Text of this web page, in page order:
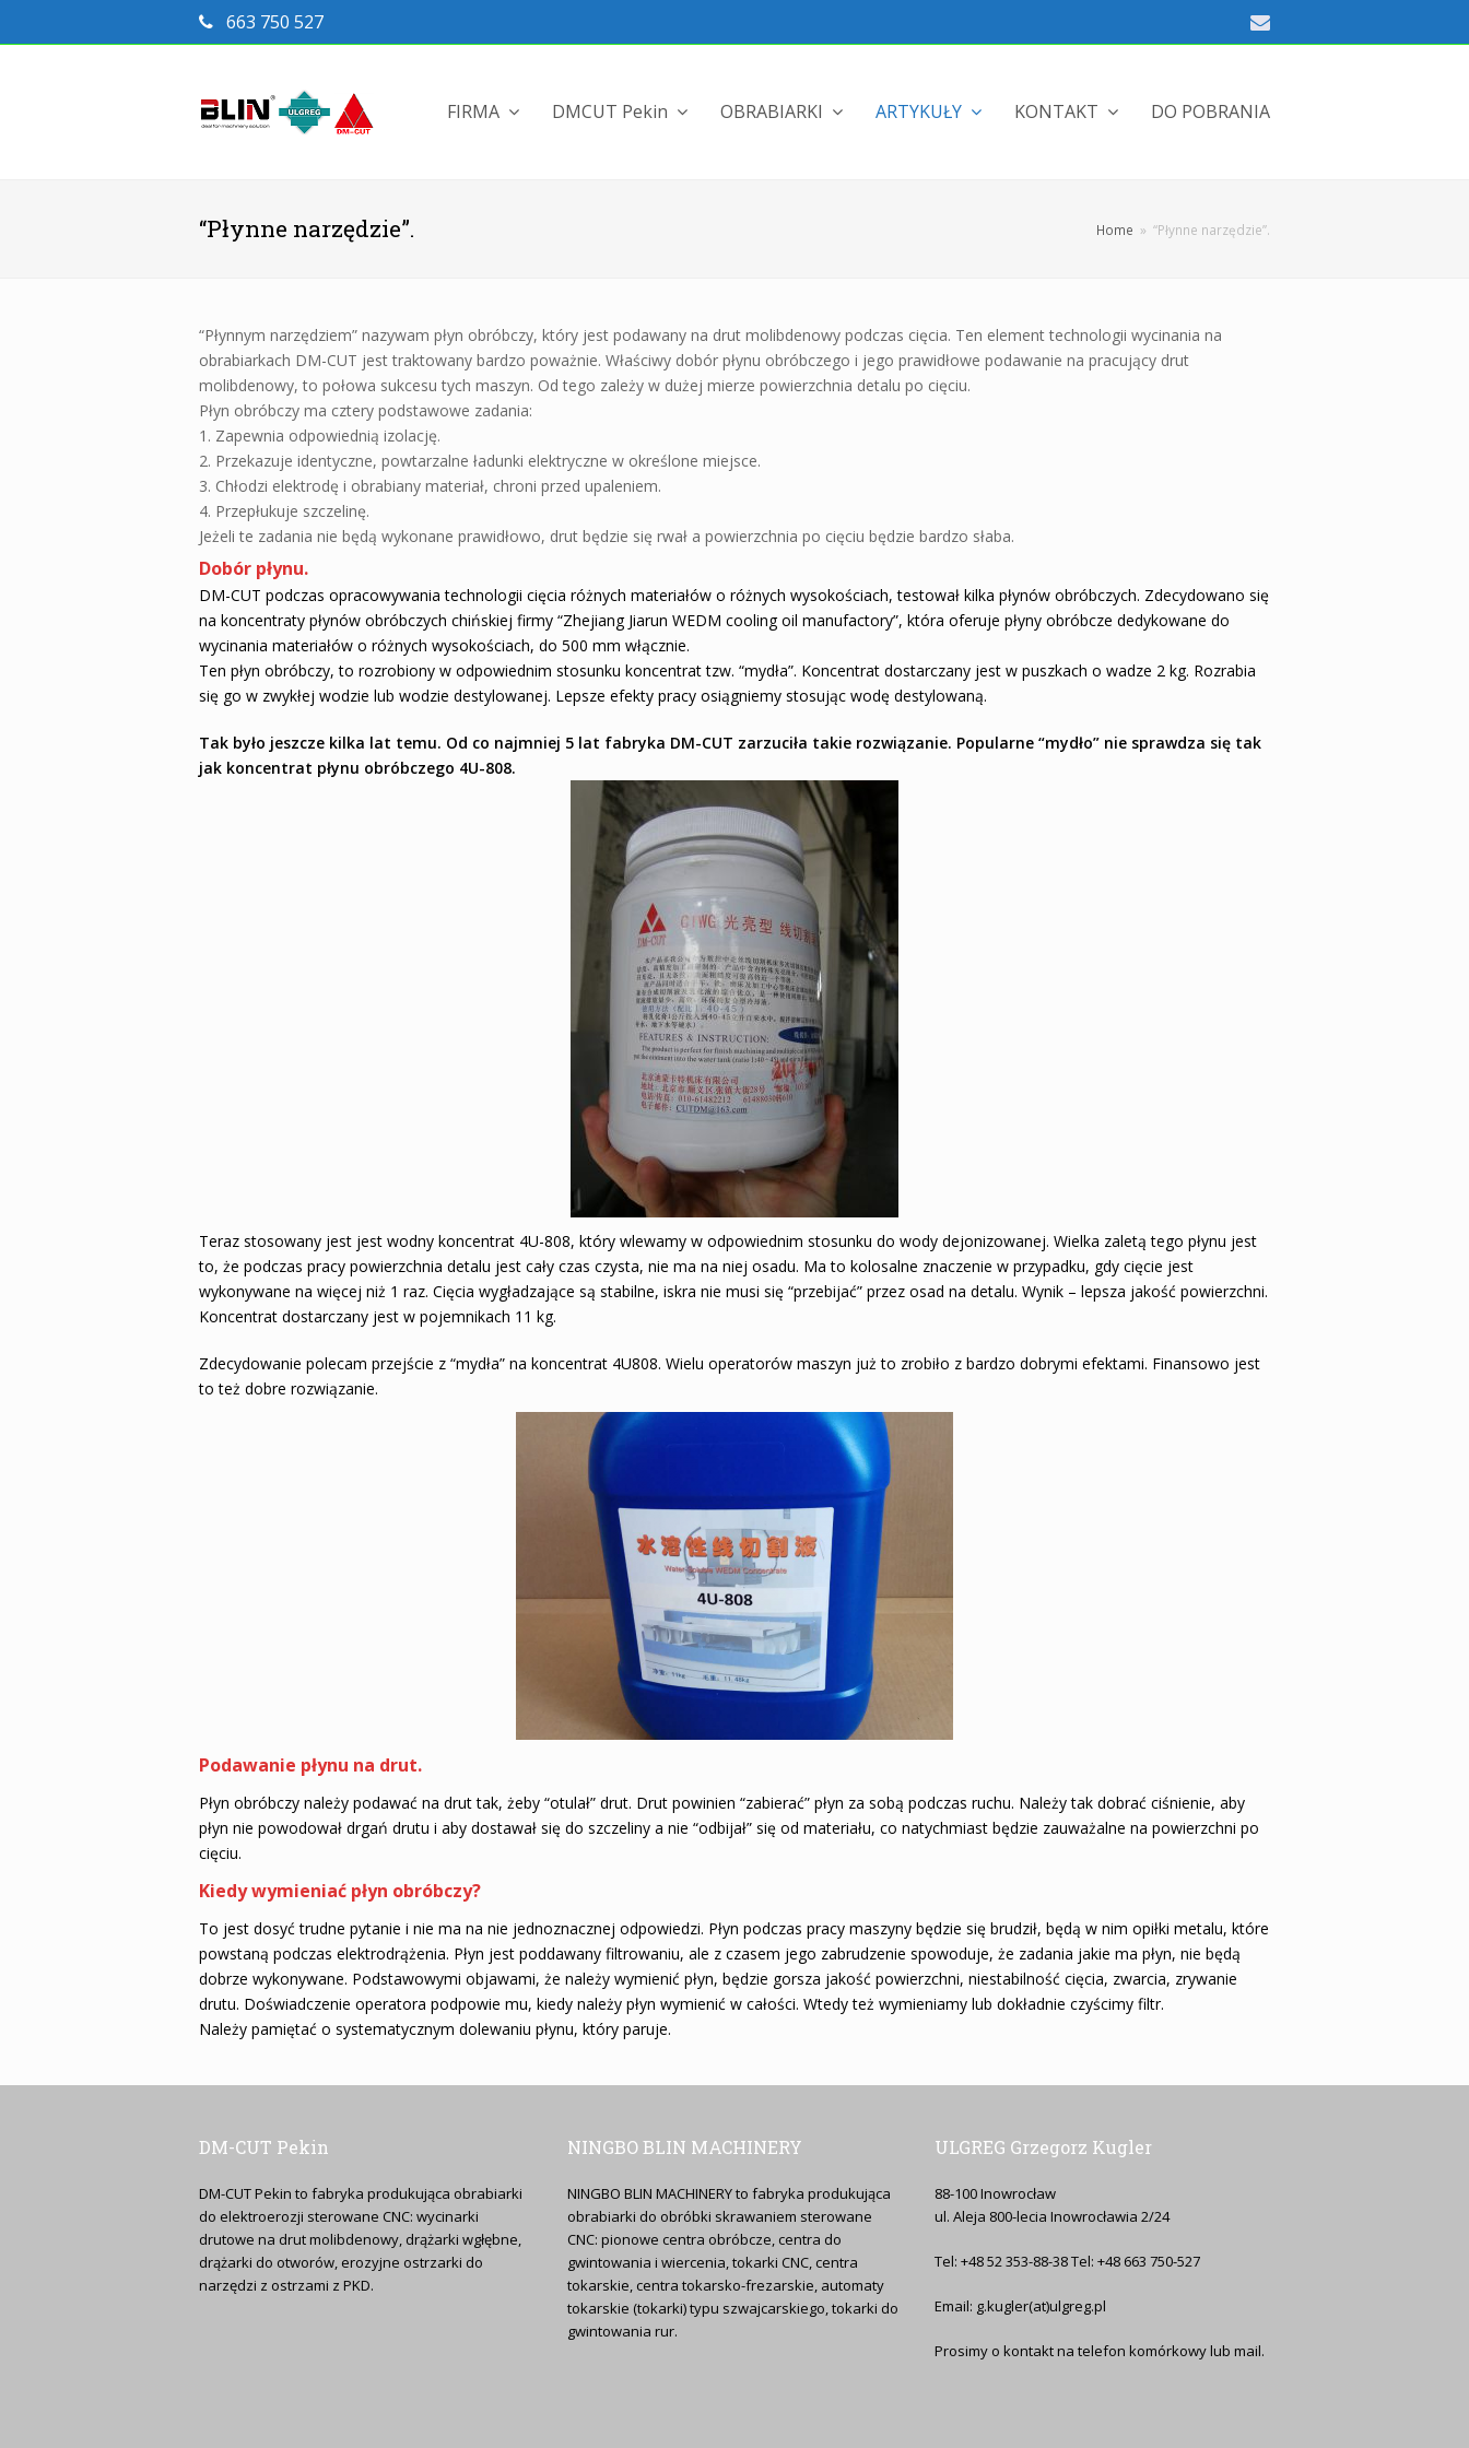
663 750 527 Email
FIRMA DMCUT Pekin OBRABIARKI ARTYKUŁY KONTAKT DO POBRANIA
“Płynne narzędzie”. Home » “Płynne narzędzie”.
“Płynnym narzędziem” nazywam płyn obróbczy, który jest podawany na drut molibdenowy podczas cięcia. Ten element technologii wycinania na
obrabiarkach DM-CUT jest traktowany bardzo poważnie. Właściwy dobór płynu obróbczego i jego prawidłowe podawanie na pracujący drut
molibdenowy, to połowa sukcesu tych maszyn. Od tego zależy w dużej mierze powierzchnia detalu po cięciu.
Płyn obróbczy ma cztery podstawowe zadania:
1. Zapewnia odpowiednią izolację.
2. Przekazuje identyczne, powtarzalne ładunki elektryczne w określone miejsce.
3. Chłodzi elektrodę i obrabiany materiał, chroni przed upaleniem.
4. Przepłukuje szczelinę.
Jeżeli te zadania nie będą wykonane prawidłowo, drut będzie się rwał a powierzchnia po cięciu będzie bardzo słaba.
Dobór płynu.
DM-CUT podczas opracowywania technologii cięcia różnych materiałów o różnych wysokościach, testował kilka płynów obróbczych. Zdecydowano się
na koncentraty płynów obróbczych chińskiej firmy “Zhejiang Jiarun WEDM cooling oil manufactory”, która oferuje płyny obróbcze dedykowane do
wycinania materiałów o różnych wysokościach, do 500 mm włącznie.
Ten płyn obróbczy, to rozrobiony w odpowiednim stosunku koncentrat tzw. “mydła”. Koncentrat dostarczany jest w puszkach o wadze 2 kg. Rozrabia
się go w zwykłej wodzie lub wodzie destylowanej. Lepsze efekty pracy osiągniemy stosując wodę destylowaną.
Tak było jeszcze kilka lat temu. Od co najmniej 5 lat fabryka DM-CUT zarzuciła takie rozwiązanie. Popularne “mydło” nie sprawdza się tak
jak koncentrat płynu obróbczego 4U-808.
Teraz stosowany jest jest wodny koncentrat 4U-808, który wlewamy w odpowiednim stosunku do wody dejonizowanej. Wielka zaletą tego płynu jest
to, że podczas pracy powierzchnia detalu jest cały czas czysta, nie ma na niej osadu. Ma to kolosalne znaczenie w przypadku, gdy cięcie jest
wykonywane na więcej niż 1 raz. Cięcia wygładzające są stabilne, iskra nie musi się “przebijać” przez osad na detalu. Wynik – lepsza jakość powierzchni.
Koncentrat dostarczany jest w pojemnikach 11 kg.
Zdecydowanie polecam przejście z “mydła” na koncentrat 4U808. Wielu operatorów maszyn już to zrobiło z bardzo dobrymi efektami. Finansowo jest
to też dobre rozwiązanie.
Podawanie płynu na drut.
Płyn obróbczy należy podawać na drut tak, żeby “otulał” drut. Drut powinien “zabierać” płyn za sobą podczas ruchu. Należy tak dobrać ciśnienie, aby
płyn nie powodował drgań drutu i aby dostawał się do szczeliny a nie “odbijał” się od materiału, co natychmiast będzie zauważalne na powierzchni po
cięciu.
Kiedy wymieniać płyn obróbczy?
To jest dosyć trudne pytanie i nie ma na nie jednoznacznej odpowiedzi. Płyn podczas pracy maszyny będzie się brudził, będą w nim opiłki metalu, które
powstaną podczas elektrodrążenia. Płyn jest poddawany filtrowaniu, ale z czasem jego zabrudzenie spowoduje, że zadania jakie ma płyn, nie będą
dobrze wykonywane. Podstawowymi objawami, że należy wymienić płyn, będzie gorsza jakość powierzchni, niestabilność cięcia, zwarcia, zrywanie
drutu. Doświadczenie operatora podpowie mu, kiedy należy płyn wymienić w całości. Wtedy też wymieniamy lub dokładnie czyścimy filtr.
Należy pamiętać o systematycznym dolewaniu płynu, który paruje.
DM-CUT Pekin
DM-CUT Pekin to fabryka produkująca obrabiarki
do elektroerozji sterowane CNC: wycinarki
drutowe na drut molibdenowy, drążarki wgłębne,
drążarki do otworów, erozyjne ostrzarki do
narzędzi z ostrzami z PKD.
NINGBO BLIN MACHINERY
NINGBO BLIN MACHINERY to fabryka produkująca
obrabiarki do obróbki skrawaniem sterowane
CNC: pionowe centra obróbcze, centra do
gwintowania i wiercenia, tokarki CNC, centra
tokarskie, centra tokarsko-frezarskie, automaty
tokarskie (tokarki) typu szwajcarskiego, tokarki do
gwintowania rur.
ULGREG Grzegorz Kugler
88-100 Inowrocław
ul. Aleja 800-lecia Inowrocławia 2/24
Tel: +48 52 353-88-38 Tel: +48 663 750-527
Email: g.kugler(at)ulgreg.pl
Prosimy o kontakt na telefon komórkowy lub mail.